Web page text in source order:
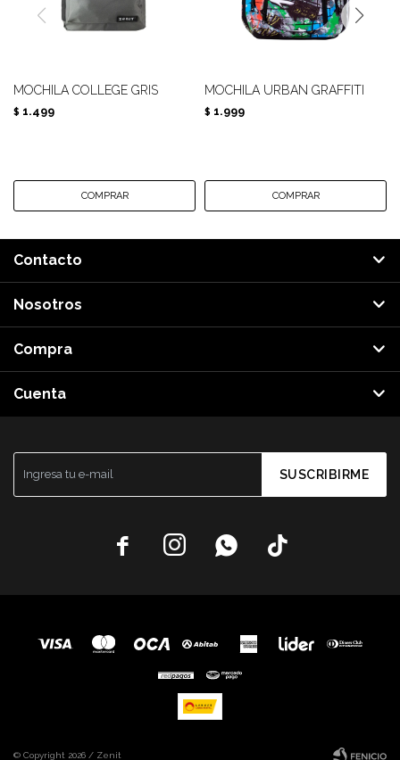
MOCHILA COLLEGE GRIS
$ 1.499
MOCHILA URBAN GRAFFITI
$ 1.999
SUSCRIBIRME
   
Contacto
Nosotros
Compra
Cuenta
© Copyright 2026 / Zenit